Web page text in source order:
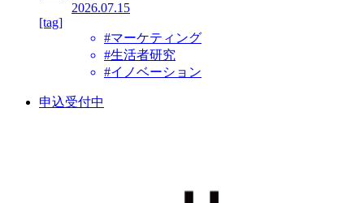
2026.07.15
[tag]
#マーケティング
#生活者研究
#イノベーション
申込受付中